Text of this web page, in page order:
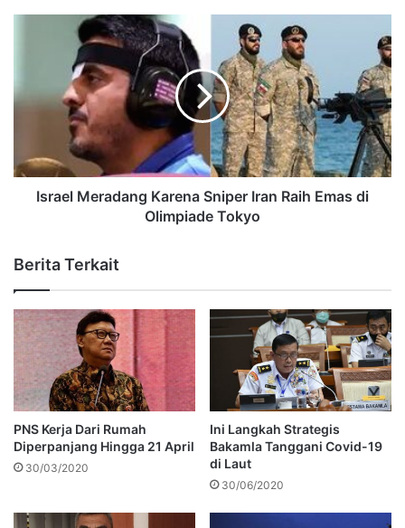
Israel Meradang Karena Sniper Iran Raih Emas di
Olimpiade Tokyo
Berita Terkait
PNS Kerja Dari Rumah
Diperpanjang Hingga 21 April
30/03/2020
Ini Langkah Strategis
Bakamla Tanggani Covid-19
di Laut
30/06/2020